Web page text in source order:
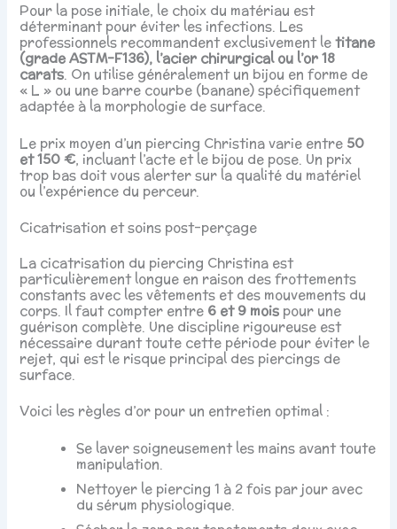
Pour la pose initiale, le choix du matériau est
déterminant pour éviter les infections. Les
professionnels recommandent exclusivement letitane
(grade ASTM-F136), l’acier chirurgical ou l’or 18
carats. On utilise généralement un bijou en forme de
« L » ou une barre courbe (banane) spécifiquement
adaptée à la morphologie de surface.
Le prix moyen d’un piercing Christina varie entre 50
et 150 €, incluant l’acte et le bijou de pose. Un prix
trop bas doit vous alerter sur la qualité du matériel
ou l’expérience du perceur.
Cicatrisation et soins post-perçage
La cicatrisation du piercing Christina est
particulièrement longue en raison des frottements
constants avec les vêtements et des mouvements du
corps. Il faut compter entre 6 et 9 mois pour une
guérison complète. Une discipline rigoureuse est
nécessaire durant toute cette période pour éviter le
rejet, qui est le risque principal des piercings de
surface.
Voici les règles d’or pour un entretien optimal :
Se laver soigneusement les mains avant toute
manipulation.
Nettoyer le piercing 1 à 2 fois par jour avec
du sérum physiologique.